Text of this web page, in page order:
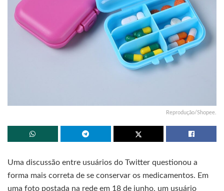
Reprodução/Shopee.
Uma discussão entre usuários do Twitter questionou a
forma mais correta de se conservar os medicamentos. Em
uma foto postada na rede em 18 de junho, um usuário